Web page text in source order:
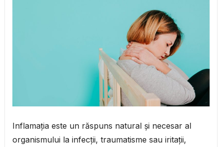
Inflamația este un răspuns natural și necesar al
organismului la infecții, traumatisme sau iritații,